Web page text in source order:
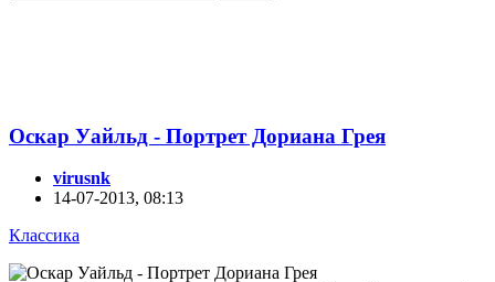
Оскар Уайльд - Портрет Дориана Грея
virusnk
14-07-2013, 08:13
Классика